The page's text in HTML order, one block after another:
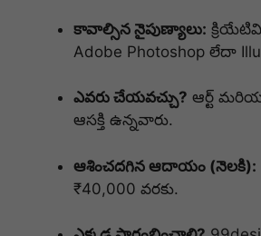
కావాల్సిన నైపుణ్యాలు:
Adobe Photoshop లేదా
ఎవరు చేయవచ్చు? ఆర్ట్
ఆసక్తి ఉన్నవారు.
ఆశించదగిన ఆదాయం (నెలకి):
₹40,000 వరకు.